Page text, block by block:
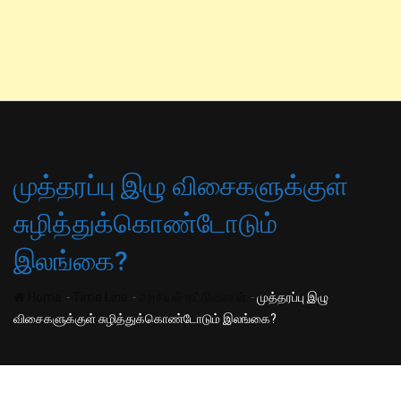
முத்தரப்பு இழு விசைகளுக்குள்
சுழித்துக்கொண்டோடும்
இலங்கை?
- - -முத்தரப்பு இழு
விசைகளுக்குள் சுழித்துக்கொண்டோடும் இலங்கை?